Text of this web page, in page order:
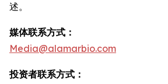
述。
媒体联系方式：
Media@alamarbio.com
投资者联系方式：